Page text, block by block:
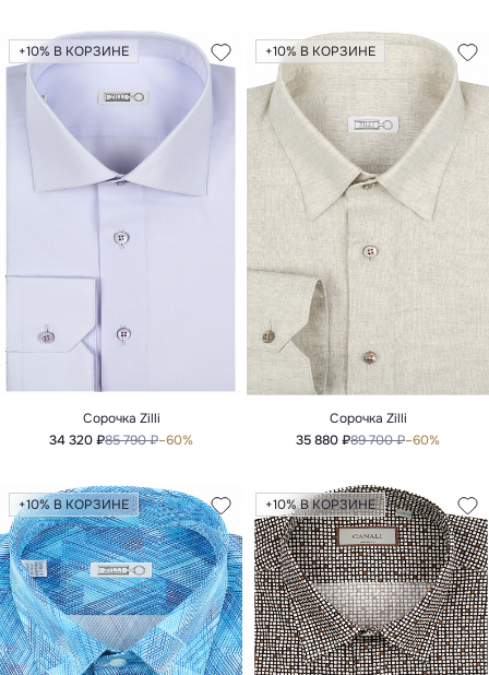
+10% В КОРЗИНЕ
Сорочка Zilli
34 320 ₽85 790 ₽–60%
+10% В КОРЗИНЕ
Сорочка Zilli
35 880 ₽89 700 ₽–60%
+10% В КОРЗИНЕ +10% В КОРЗИНЕ